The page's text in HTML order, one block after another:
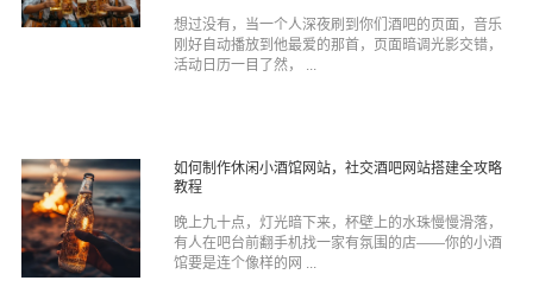
想过没有，当一个人深夜刷到你们酒吧的页面，音乐
刚好自动播放到他最爱的那首，页面暗调光影交错，
活动日历一目了然， ...
如何制作休闲小酒馆网站，社交酒吧网站搭建全攻略
教程
晚上九十点，灯光暗下来，杯壁上的水珠慢慢滑落，
有人在吧台前翻手机找一家有氛围的店——你的小酒
馆要是连个像样的网 ...